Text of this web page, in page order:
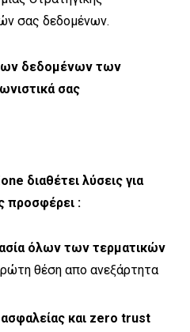
σας δεδομένων.
δεδομένων των
σας
διαθέτει λύσεις για
προσφέρει :
όλων των τερματικών
θέση απο ανεξάρτητα
και zero trust